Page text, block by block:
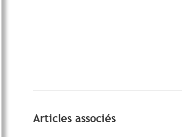
Articles associés